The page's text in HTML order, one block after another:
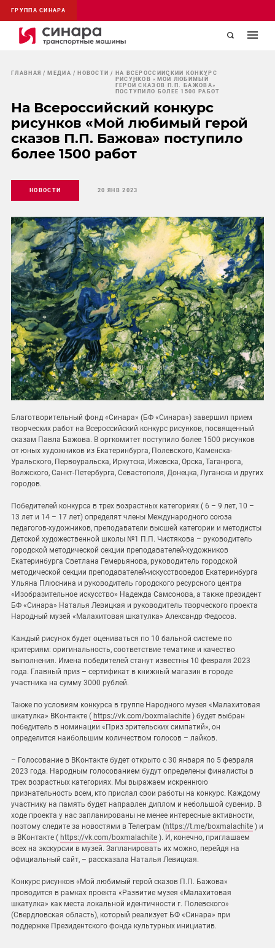
ГРУППА СИНАРА
ГЛАВНАЯ МЕДИА НОВОСТИ
НА ВСЕРОССИЙСКИЙ КОНКУРС
РИСУНКОВ «МОЙ ЛЮБИМЫЙ
ГЕРОЙ СКАЗОВ П.П. БАЖОВА»
ПОСТУПИЛО БОЛЕЕ 1500 РАБОТ
На Всероссийский конкурс
рисунков «Мой любимый герой
сказов П.П. Бажова» поступило
более 1500 работ
НОВОСТИ 20 ЯНВ 2023
Благотворительный фонд «Синара» (БФ «Синара») завершил прием
творческих работ на Всероссийский конкурс рисунков, посвященный
сказам Павла Бажова. В оргкомитет поступило более 1500 рисунков
от юных художников из Екатеринбурга, Полевского, Каменска-
Уральского, Первоуральска, Иркутска, Ижевска, Орска, Таганрога,
Волжского, Санкт-Петербурга, Севастополя, Донецка, Луганска и других
городов.
Победителей конкурса в трех возрастных категориях ( 6 – 9 лет, 10 –
13 лет и 14 – 17 лет) определят члены Международного союза
педагогов-художников, преподаватели высшей категории и методисты
Детской художественной школы №1 П.П. Чистякова – руководитель
городской методической секции преподавателей-художников
Екатеринбурга Светлана Гемерьянова, руководитель городской
методической секции преподавателей-искусствоведов Екатеринбурга
Ульяна Плюснина и руководитель городского ресурсного центра
«Изобразительное искусство» Надежда Самсонова, а также президент
БФ «Синара» Наталья Левицкая и руководитель творческого проекта
Народный музей «Малахитовая шкатулка» Александр Федосов.
Каждый рисунок будет оцениваться по 10 бальной системе по
критериям: оригинальность, соответствие тематике и качество
выполнения. Имена победителей станут известны 10 февраля 2023
года. Главный приз – сертификат в книжный магазин в городе
участника на сумму 3000 рублей.
Также по условиям конкурса в группе Народного музея «Малахитовая
шкатулка» ВКонтакте ( https://vk.com/boxmalachite ) будет выбран
победитель в номинации «Приз зрительских симпатий», он
определится наибольшим количеством голосов – лайков.
– Голосование в ВКонтакте будет открыто с 30 января по 5 февраля
2023 года. Народным голосованием будут определены финалисты в
трех возрастных категориях. Мы выражаем искреннюю
признательность всем, кто прислал свои работы на конкурс. Каждому
участнику на память будет направлен диплом и небольшой сувенир. В
ходе проекта у нас запланированы не менее интересные активности,
поэтому следите за новостями в Телеграм (https://t.me/boxmalachite ) и
в ВКонтакте ( https://vk.com/boxmalachite ). И, конечно, приглашаем
всех на экскурсии в музей. Запланировать их можно, перейдя на
официальный сайт, – рассказала Наталья Левицкая.
Конкурс рисунков «Мой любимый герой сказов П.П. Бажова»
проводится в рамках проекта «Развитие музея «Малахитовая
шкатулка» как места локальной идентичности г. Полевского»
(Свердловская область), который реализует БФ «Синара» при
поддержке Президентского фонда культурных инициатив.